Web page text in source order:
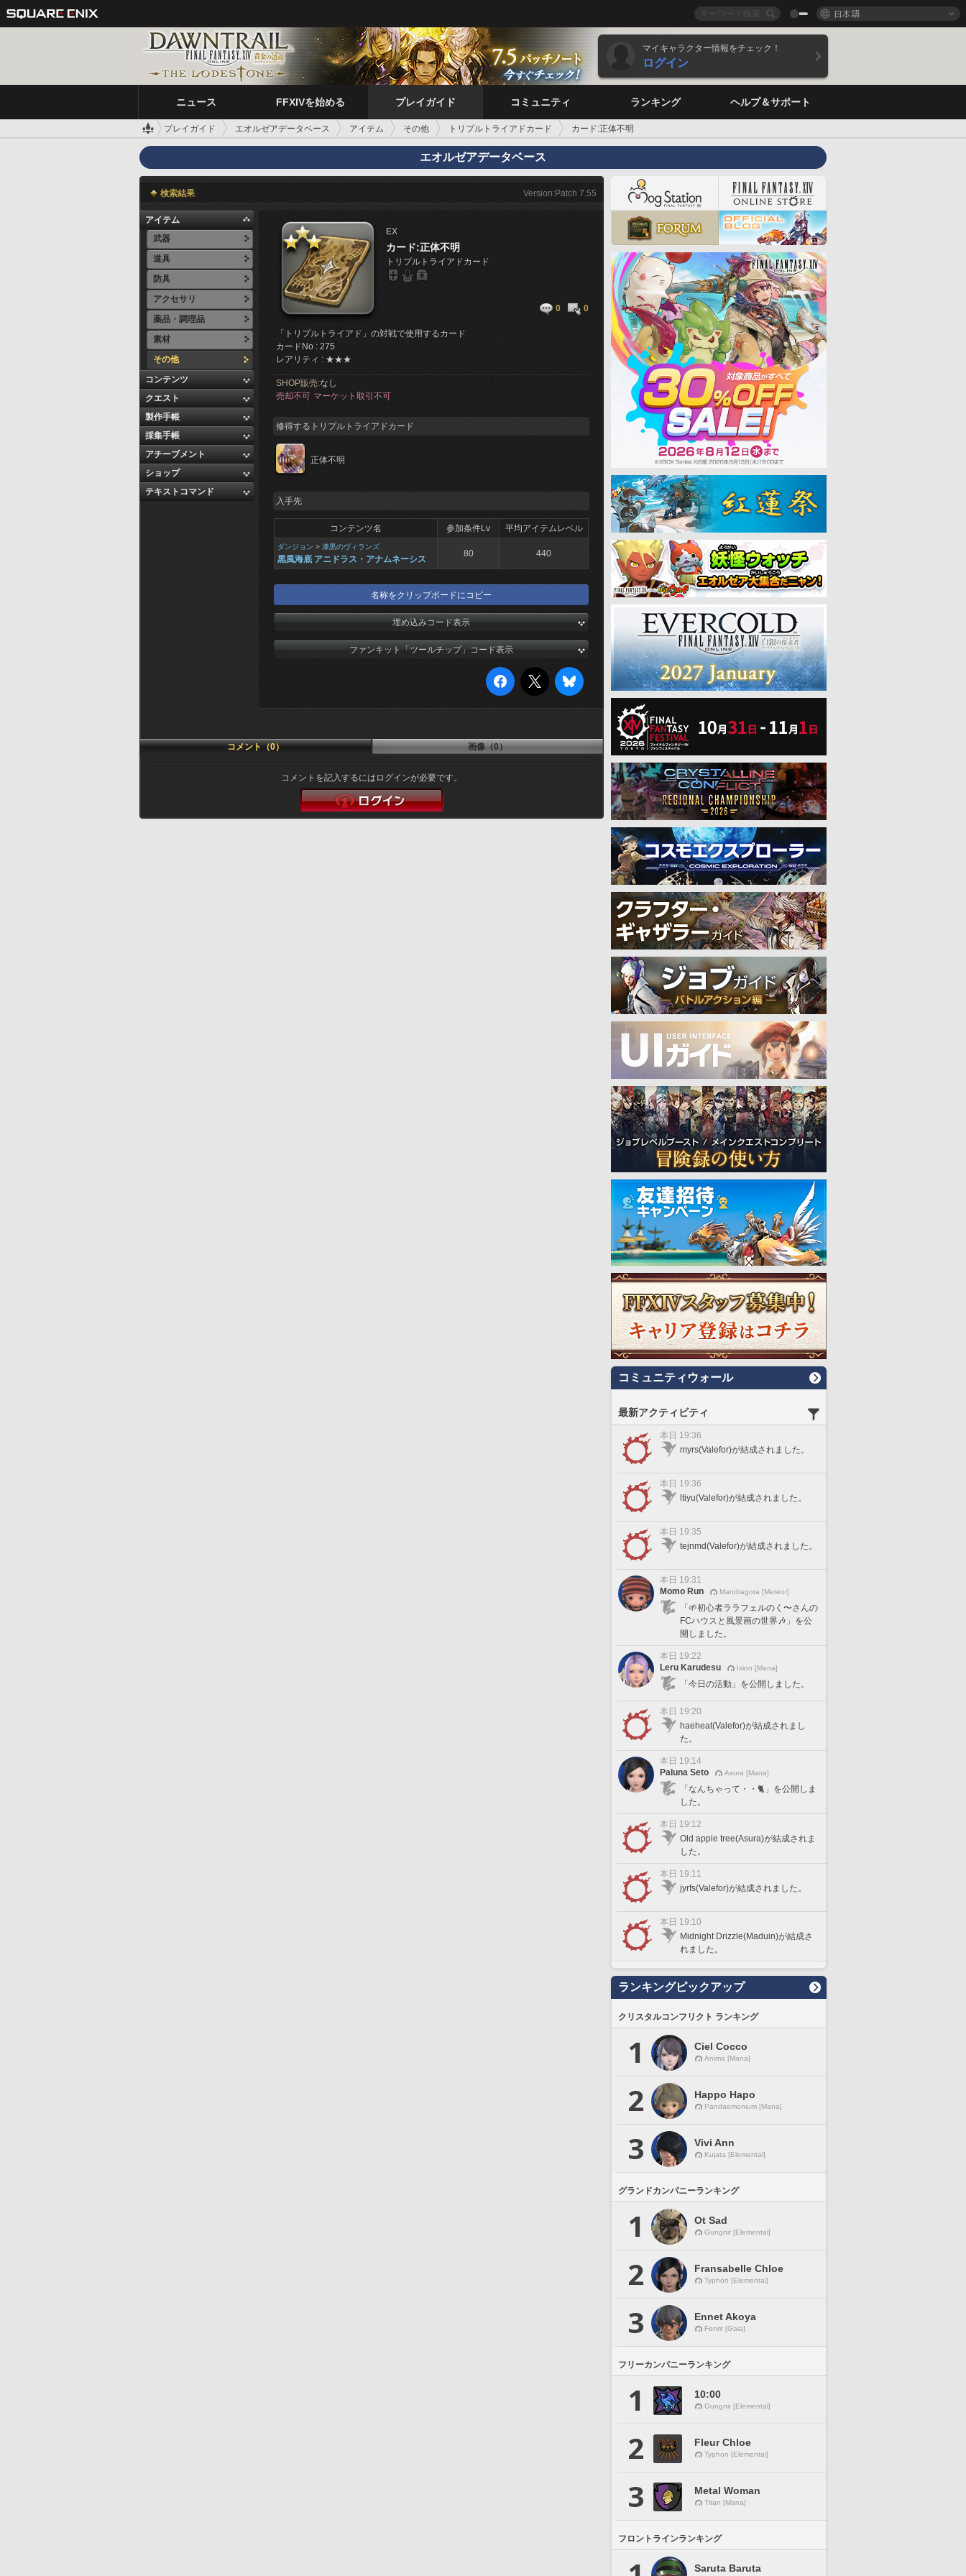
日本語
マイキャラクター情報をチェック！
ログイン
ニュース FFXIVを始める プレイガイド コミュニティ ランキング ヘルプ＆サポート
プレイガイド エオルゼアデータベース アイテム その他 トリプルトライアドカード カード:正体不明
エオルゼアデータベース
検索結果 Version:Patch 7.55
アイテム
武器
道具
防具
アクセサリ
薬品・調理品
素材
その他
コンテンツ
クエスト
製作手帳
採集手帳
アチーブメント
ショップ
テキストコマンド
EX
カード:正体不明
トリプルトライアドカード
0 0
「トリプルトライアド」の対戦で使用するカード
カードNo : 275
レアリティ : ★★★
SHOP販売:なし
売却不可 マーケット取引不可
修得するトリプルトライアドカード
正体不明
入手先
コンテンツ名 参加条件Lv 平均アイテムレベル
ダンジョン > 漆黒のヴィランズ
黒風海底 アニドラス・アナムネーシス
80 440
名称をクリップボードにコピー
埋め込みコード表示
ファンキット「ツールチップ」コード表示
コメント（0） 画像（0）
コメントを記入するにはログインが必要です。
コミュニティウォール
最新アクティビティ
本日 19:36
myrs(Valefor)が結成されました。
本日 19:36
ltiyu(Valefor)が結成されました。
本日 19:35
tejnmd(Valefor)が結成されました。
本日 19:31
Momo Run
Mandragora [Meteor]
「🌱初心者ララフェルのく〜さんの
FCハウスと風景画の世界🎶」を公
開しました。
本日 19:22
Leru Karudesu
Ixion [Mana]
「今日の活動」を公開しました。
本日 19:20
haeheat(Valefor)が結成されまし
た。
本日 19:14
Paluna Seto
Asura [Mana]
「なんちゃって・・🐈」を公開しま
した。
本日 19:12
Old apple tree(Asura)が結成されま
した。
本日 19:11
jyrfs(Valefor)が結成されました。
本日 19:10
Midnight Drizzle(Maduin)が結成さ
れました。
ランキングピックアップ
クリスタルコンフリクト ランキング
1 Ciel Cocco
Anima [Mana]
2 Happo Hapo
Pandaemonium [Mana]
3 Vivi Ann
Kujata [Elemental]
グランドカンパニーランキング
1 Ot Sad
Gungnir [Elemental]
2 Fransabelle Chloe
Typhon [Elemental]
3 Ennet Akoya
Fenrir [Gaia]
フリーカンパニーランキング
1 10:00
Gungnir [Elemental]
2 Fleur Chloe
Typhon [Elemental]
3 Metal Woman
Titan [Mana]
フロントラインランキング
Saruta Baruta